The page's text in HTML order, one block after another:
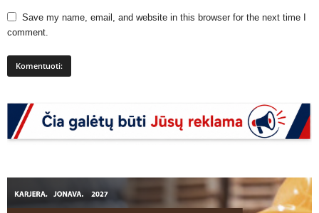
Save my name, email, and website in this browser for the next time I
comment.